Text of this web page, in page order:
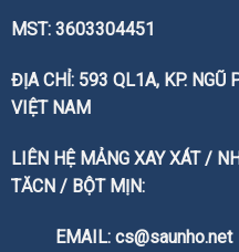
MST: 3603304451
ĐỊA CHỈ: 593 QL1A, KP. NGŨ
VIỆT NAM
LIÊN HỆ MẢNG XAY XÁT /
TĂCN / BỘT MỊN:
EMAIL: cs@saunho.net